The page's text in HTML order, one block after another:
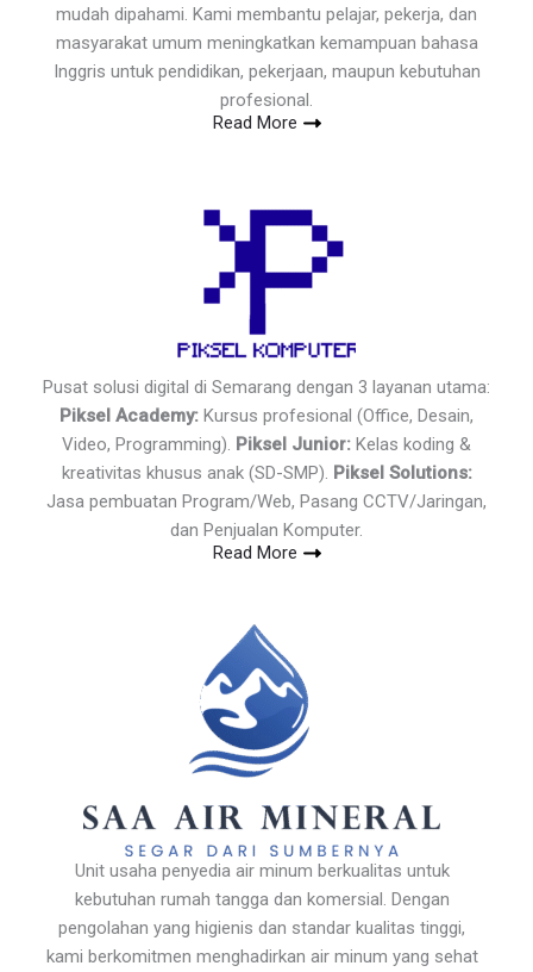
mudah dipahami. Kami membantu pelajar, pekerja, dan
masyarakat umum meningkatkan kemampuan bahasa
Inggris untuk pendidikan, pekerjaan, maupun kebutuhan
profesional.
Read More
Pusat solusi digital di Semarang dengan 3 layanan utama:
Piksel Academy: Kursus profesional (Office, Desain,
Video, Programming). Piksel Junior: Kelas koding &
kreativitas khusus anak (SD-SMP). Piksel Solutions:
Jasa pembuatan Program/Web, Pasang CCTV/Jaringan,
dan Penjualan Komputer.
Read More
Unit usaha penyedia air minum berkualitas untuk
kebutuhan rumah tangga dan komersial. Dengan
pengolahan yang higienis dan standar kualitas tinggi,
kami berkomitmen menghadirkan air minum yang sehat